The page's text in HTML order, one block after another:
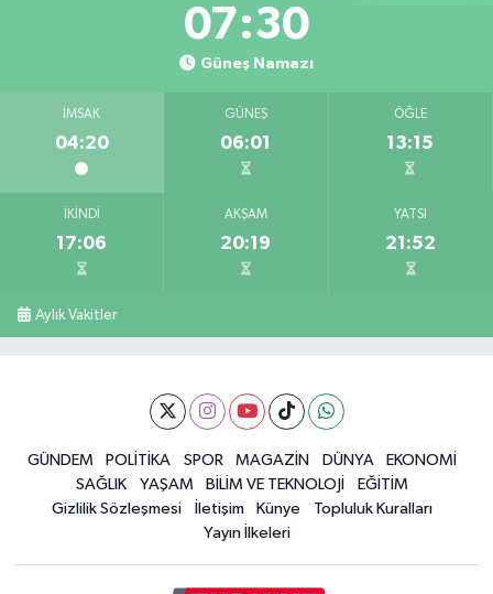
07:30
Güneş Namazı
İMSAK
04:20
GÜNEŞ
06:01
ÖĞLE
13:15
İKINDI
17:06
AKŞAM
20:19
YATSI
21:52
Aylık Vakitler
GÜNDEM POLİTİKA SPOR MAGAZİN DÜNYA
EKONOMİ
SAĞLIK
YAŞAM BİLİM VE TEKNOLOJİ
EĞİTİM
Gizlilik Sözleşmesi
İletişim Künye
Topluluk Kuralları
Yayın İlkeleri